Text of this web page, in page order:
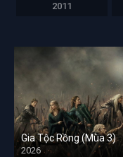
2011
Gia Tộc Rồng (Mùa 3)
2026